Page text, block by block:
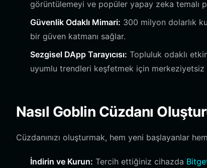
görüntülemeyi ve popüler yapay zeka temalı
Güvenlik Odaklı Mimari: 300 milyon dolarlık
bir güven katmanı sağlar.
Sezgisel DApp Tarayıcısı: Topluluk odaklı
uyumlu trendleri keşfetmek için merkeziyetsiz
Nasıl Goblin Cüzdanı
Cüzdanınızı oluşturmak, hem yeni başlayanlar
İndirin ve Kurun: Tercih ettiğiniz cihazda